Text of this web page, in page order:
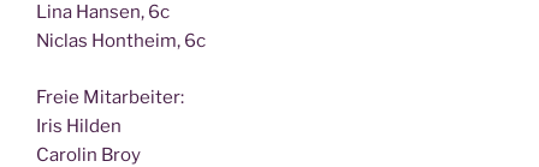
Lina Han­sen, 6c
Nic­las Hont­heim, 6c
Freie Mit­ar­bei­ter:
Iris Hilden
Caro­lin Broy